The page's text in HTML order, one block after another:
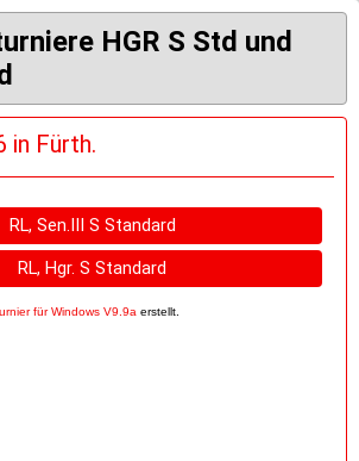
HGR S Std und
in Fürth.
RL, Sen.III S Standard
RL, Hgr. S Standard
für Windows V9.9a erstellt.